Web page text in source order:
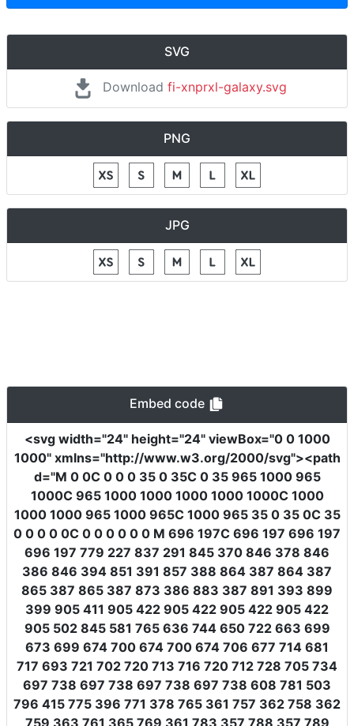
SVG
Download fi-xnprxl-galaxy.svg
PNG
JPG
Embed code
<svg width="24" height="24" viewBox="0 0 1000
1000" xmlns="http://www.w3.org/2000/svg"><path
d="M 0 0C 0 0 0 35 0 35C 0 35 965 1000 965
1000C 965 1000 1000 1000 1000 1000C 1000
1000 1000 965 1000 965C 1000 965 35 0 35 0C 35
0 0 0 0 0C 0 0 0 0 0 0 M 696 197C 696 197 696 197
696 197 779 227 837 291 845 370 846 378 846
386 846 394 851 391 857 388 864 387 864 387
865 387 865 387 873 386 883 387 891 393 899
399 905 411 905 422 905 422 905 422 905 422
905 502 845 581 765 636 744 650 722 663 699
673 699 674 700 674 700 674 706 677 714 681
717 693 721 702 720 713 716 720 712 728 705 734
697 738 697 738 697 738 697 738 608 781 503
796 415 775 396 771 378 765 361 757 362 758 362